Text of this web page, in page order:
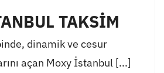
TAKSİM
dinamik ve cesur
açan Moxy İstanbul [...]